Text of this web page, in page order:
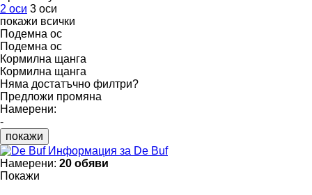
2 оси 3 оси
покажи всички
Подемна ос
Подемна ос
Кормилна щанга
Кормилна щанга
Няма достатъчно филтри?
Предложи промяна
Намерени:
-
покажи
Информация за De Buf
Намерени: 20 обяви
Покажи